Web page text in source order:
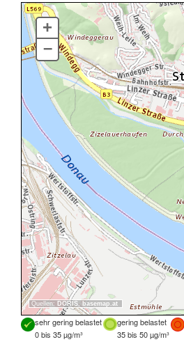
Quellen: DORIS, basemap.at
+
–
sehr gering belastet gering belastet
0 bis 35 µg/m³
35 bis 50 µg/m³